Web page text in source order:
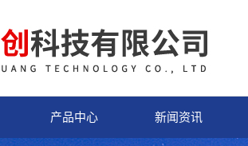
产品中心 新闻资讯